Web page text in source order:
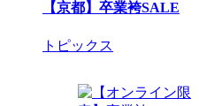
【京都】卒業袴SALE
トピックス